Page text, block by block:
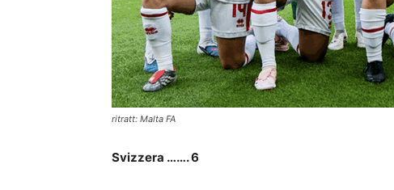
ritratt: Malta FA
Svizzera ……. 6